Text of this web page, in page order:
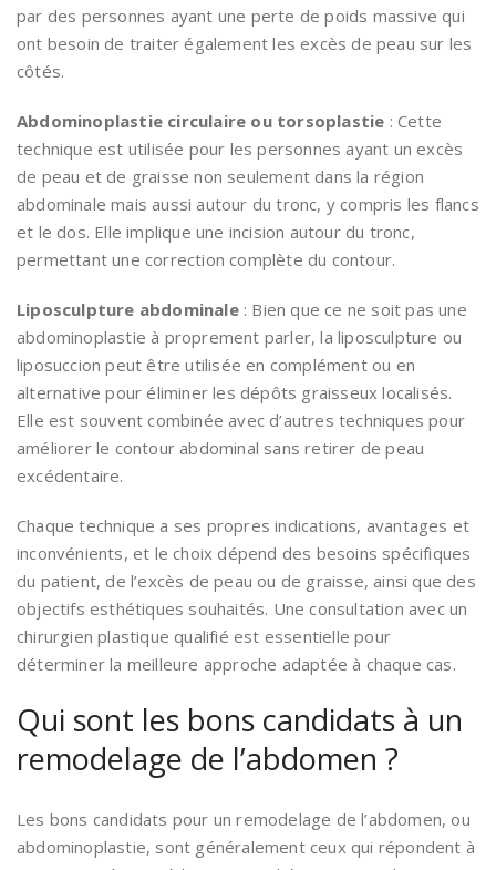
par des personnes ayant une perte de poids massive qui
ont besoin de traiter également les excès de peau sur les
côtés.
Abdominoplastie circulaire ou torsoplastie : Cette
technique est utilisée pour les personnes ayant un excès
de peau et de graisse non seulement dans la région
abdominale mais aussi autour du tronc, y compris les flancs
et le dos. Elle implique une incision autour du tronc,
permettant une correction complète du contour.
Liposculpture abdominale: Bien que ce ne soit pas une
abdominoplastie à proprement parler, la liposculpture ou
liposuccion peut être utilisée en complément ou en
alternative pour éliminer les dépôts graisseux localisés.
Elle est souvent combinée avec d’autres techniques pour
améliorer le contour abdominal sans retirer de peau
excédentaire.
Chaque technique a ses propres indications, avantages et
inconvénients, et le choix dépend des besoins spécifiques
du patient, de l’excès de peau ou de graisse, ainsi que des
objectifs esthétiques souhaités. Une consultation avec un
chirurgien plastique qualifié est essentielle pour
déterminer la meilleure approche adaptée à chaque cas.
Qui sont les bons candidats à un
remodelage de l’abdomen ?
Les bons candidats pour un remodelage de l’abdomen, ou
abdominoplastie, sont généralement ceux qui répondent à